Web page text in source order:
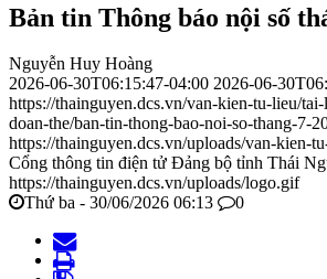
Bản tin Thông báo nội số
Nguyễn Huy Hoàng
2026-06-30T06:15:47-04:00 2026-06-
https://thainguyen.dcs.vn/van-kien-tu-lieu/
doan-the/ban-tin-thong-bao-noi-so-thang-7-
https://thainguyen.dcs.vn/uploads/van-kien-
Cổng thông tin điện tử Đảng bộ tỉnh Thái
https://thainguyen.dcs.vn/uploads/logo.gif
Thứ ba - 30/06/2026 06:13
0